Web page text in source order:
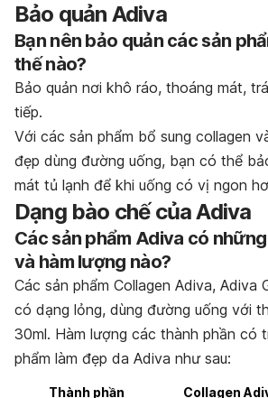
Bảo quản Adiva
Bạn nên bảo quản các sản
thế nào?
Bảo quản nơi khô ráo, thoáng mát,
tiếp.
Với các sản phẩm bổ sung collagen
đẹp dùng đường uống, bạn có thể
mát tủ lạnh để khi uống có vị ngon
Dạng bào chế của Adiva
Các sản phẩm Adiva có
và hàm lượng nào?
Các sản phẩm Collagen Adiva, Adiva
có dạng lỏng, dùng đường uống với
30ml. Hàm lượng các thành phần có
phẩm làm đẹp da Adiva như sau:
Thành phần Collagen